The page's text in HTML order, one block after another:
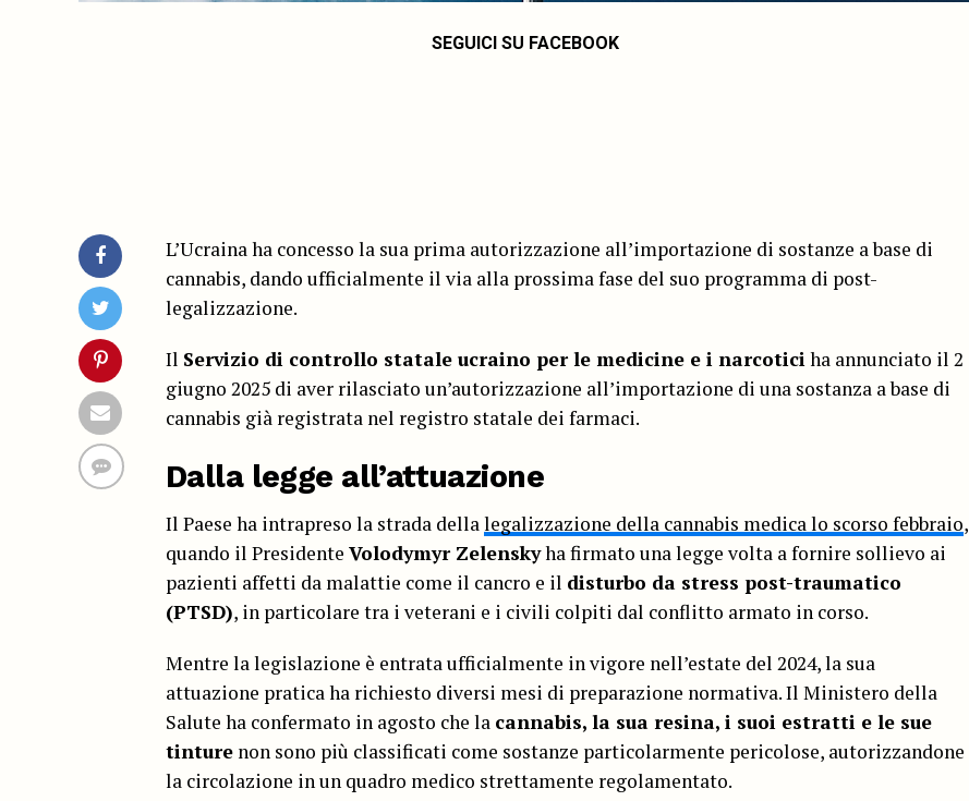
SEGUICI SU FACEBOOK
L’Ucraina ha concesso la sua prima autorizzazione all’importazione di sostanze a base di
cannabis, dando ufficialmente il via alla prossima fase del suo programma di post-
legalizzazione.
Il Servizio di controllo statale ucraino per le medicine e i narcotici ha annunciato il 2
giugno 2025 di aver rilasciato un’autorizzazione all’importazione di una sostanza a base di
cannabis già registrata nel registro statale dei farmaci.
Dalla legge all’attuazione
Il Paese ha intrapreso la strada della legalizzazione della cannabis medica lo scorso febbraio,
quando il Presidente Volodymyr Zelenskyha firmato una legge volta a fornire sollievo ai
pazienti affetti da malattie come il cancro e il disturbo da stress post-traumatico
(PTSD), in particolare tra i veterani e i civili colpiti dal conflitto armato in corso.
Mentre la legislazione è entrata ufficialmente in vigore nell’estate del 2024, la sua
attuazione pratica ha richiesto diversi mesi di preparazione normativa. Il Ministero della
Salute ha confermato in agosto che la cannabis, la sua resina, i suoi estratti e le sue
tinture non sono più classificati come sostanze particolarmente pericolose, autorizzandone
la circolazione in un quadro medico strettamente regolamentato.